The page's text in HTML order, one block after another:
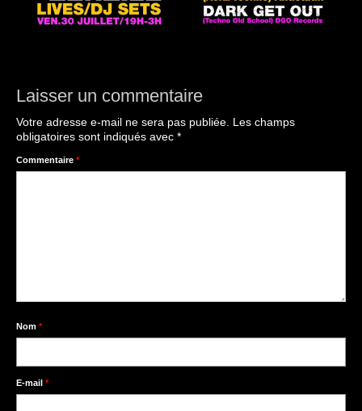
Laisser un commentaire
Votre adresse e-mail ne sera pas publiée. Les champs
obligatoires sont indiqués avec *
Commentaire *
Nom *
E-mail *